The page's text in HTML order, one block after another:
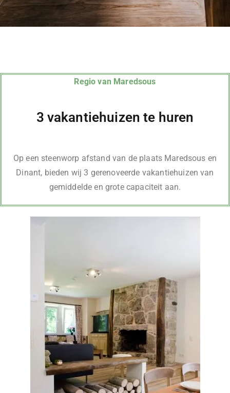
Regio van Maredsous
3 vakantiehuizen te huren
Op een steenworp afstand van de plaats Maredsous en
Dinant, bieden wij 3 gerenoveerde vakantiehuizen van
gemiddelde en grote capaciteit aan.